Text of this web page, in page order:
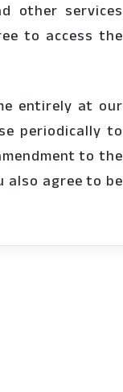
other services
to access the
entirely at our
periodically to
to the
also agree to be